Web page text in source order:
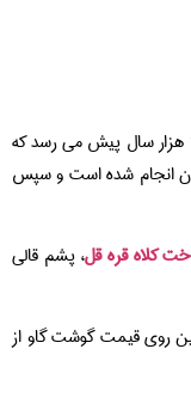
قدمت پرورش گوسفند و بز در افغانستان به حدود ۹ هزار سال پیش می رسد که
انجام شده است و سپس
کلاه قره قل، پشم قالی
روی قیمت گوشت گاو از